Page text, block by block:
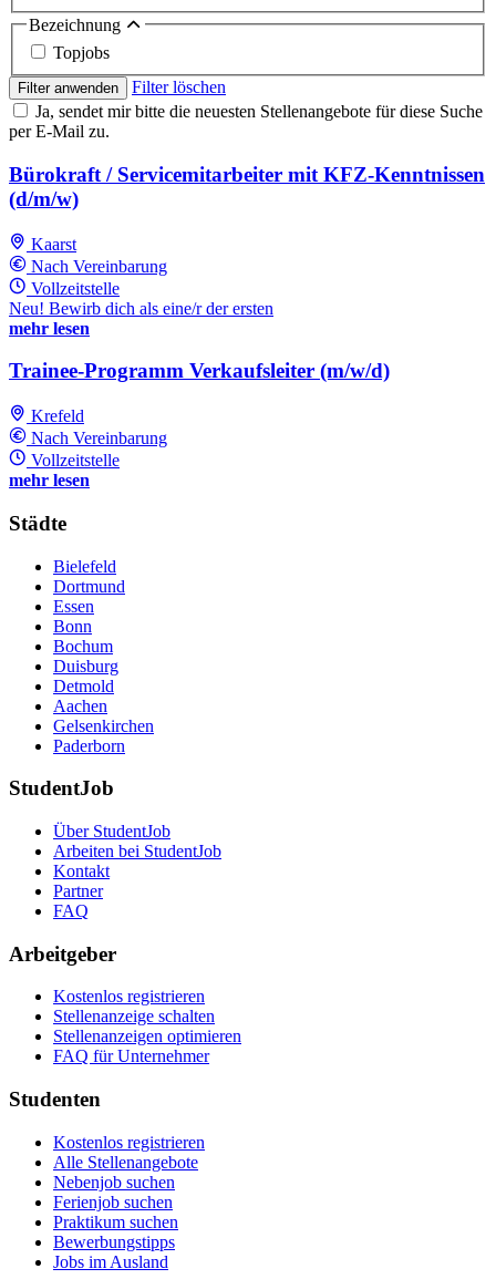
Bezeichnung
Topjobs
Filter anwenden
Filter löschen
Ja, sendet mir bitte die neuesten Stellenangebote für diese Suche
per E-Mail zu.
Bürokraft / Servicemitarbeiter mit KFZ-Kenntnissen
(d/m/w)
Kaarst
Nach Vereinbarung
Vollzeitstelle
Neu! Bewirb dich als eine/r der ersten
mehr lesen
Trainee-Programm Verkaufsleiter (m/w/d)
Krefeld
Nach Vereinbarung
Vollzeitstelle
mehr lesen
Städte
Bielefeld
Dortmund
Essen
Bonn
Bochum
Duisburg
Detmold
Aachen
Gelsenkirchen
Paderborn
StudentJob
Über StudentJob
Arbeiten bei StudentJob
Kontakt
Partner
FAQ
Arbeitgeber
Kostenlos registrieren
Stellenanzeige schalten
Stellenanzeigen optimieren
FAQ für Unternehmer
Studenten
Kostenlos registrieren
Alle Stellenangebote
Nebenjob suchen
Ferienjob suchen
Praktikum suchen
Bewerbungstipps
Jobs im Ausland